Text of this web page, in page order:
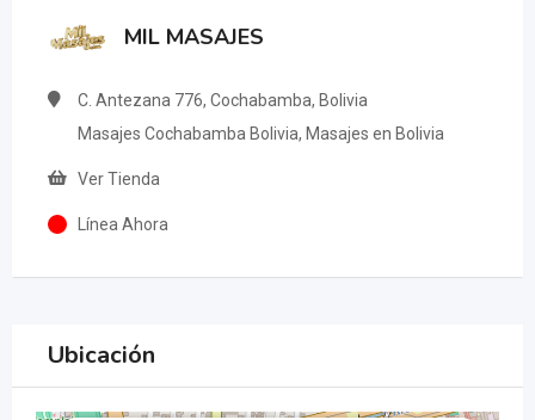
MIL MASAJES
C. Antezana 776, Cochabamba, Bolivia
Masajes Cochabamba Bolivia, Masajes en Bolivia
Ver Tienda
Línea Ahora
Ubicación